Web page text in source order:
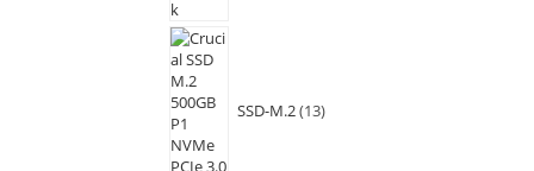
SSD-M.2 13